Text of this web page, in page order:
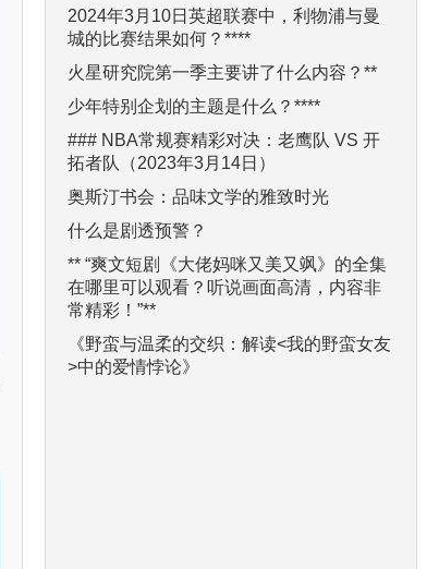
2024年3月10日英超联赛中，利物浦与曼
城的比赛结果如何？****
火星研究院第一季主要讲了什么内容？**
少年特别企划的主题是什么？****
### NBA常规赛精彩对决：老鹰队 VS 开
拓者队（2023年3月14日）
奥斯汀书会：品味文学的雅致时光
什么是剧透预警？
** “爽文短剧《大佬妈咪又美又飒》的全集
在哪里可以观看？听说画面高清，内容非
常精彩！”**
《野蛮与温柔的交织：解读<我的野蛮女友
>中的爱情悖论》